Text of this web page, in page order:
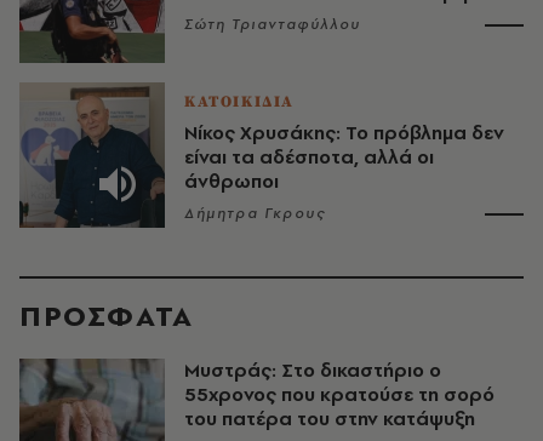
Σώτη Τριανταφύλλου
ΚΑΤΟΙΚΙΔΙΑ
Νίκος Χρυσάκης: Το πρόβλημα δεν
είναι τα αδέσποτα, αλλά οι
άνθρωποι
Δήμητρα Γκρους
ΠΡΟΣΦΑΤΑ
Μυστράς: Στο δικαστήριο ο
55χρονος που κρατούσε τη σορό
του πατέρα του στην κατάψυξη